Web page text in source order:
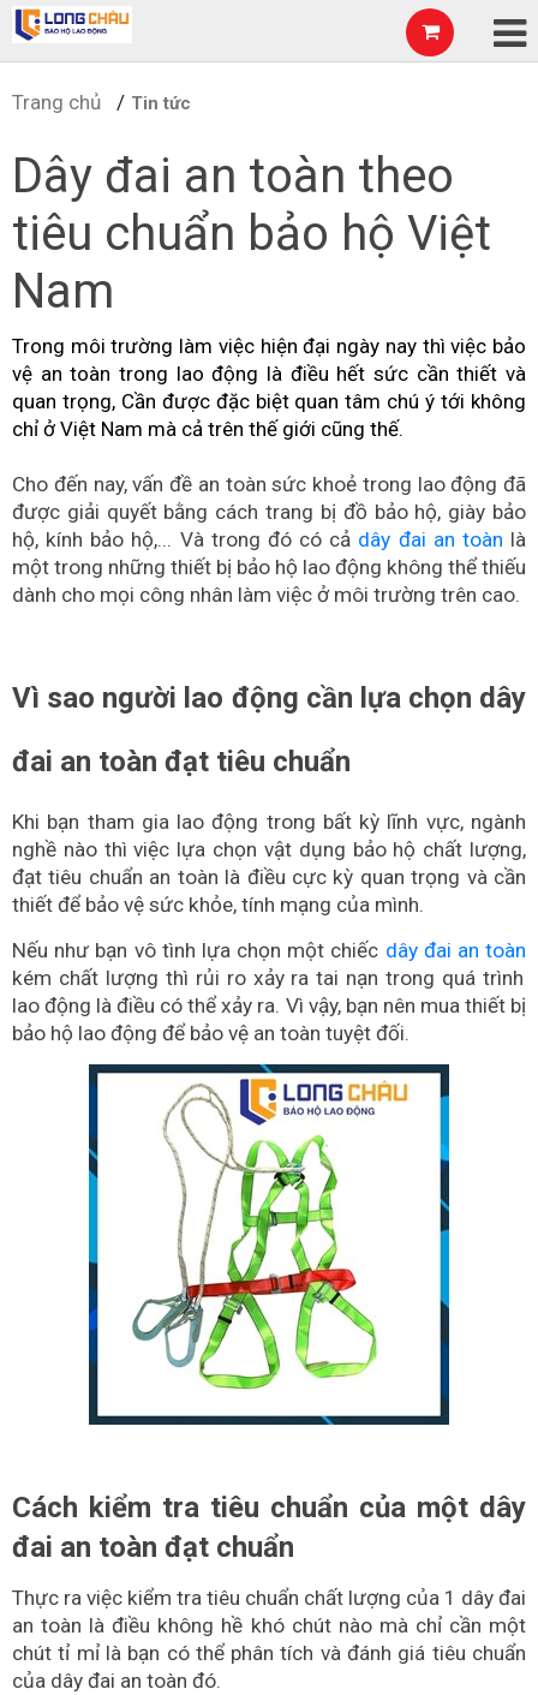
Trang chủ Tin tức
Dây đai an toàn theo
tiêu chuẩn bảo hộ Việt
Nam
Trong môi trường làm việc hiện đại ngày nay thì việc bảo
vệ an toàn trong lao động là điều hết sức cần thiết và
quan trọng, Cần được đặc biệt quan tâm chú ý tới không
chỉ ở Việt Nam mà cả trên thế giới cũng thế.
Cho đến nay, vấn đề an toàn sức khoẻ trong lao động đã
được giải quyết bằng cách trang bị đồ bảo hộ, giày bảo
hộ, kính bảo hộ,... Và trong đó có cả dây đai an toàn là
một trong những thiết bị bảo hộ lao động không thể thiếu
dành cho mọi công nhân làm việc ở môi trường trên cao.
Vì sao người lao động cần lựa chọn dây
đai an toàn đạt tiêu chuẩn
Khi bạn tham gia lao động trong bất kỳ lĩnh vực, ngành
nghề nào thì việc lựa chọn vật dụng bảo hộ chất lượng,
đạt tiêu chuẩn an toàn là điều cực kỳ quan trọng và cần
thiết để bảo vệ sức khỏe, tính mạng của mình.
Nếu như bạn vô tình lựa chọn một chiếc dây đai an toàn
kém chất lượng thì rủi ro xảy ra tai nạn trong quá trình
lao động là điều có thể xảy ra. Vì vậy, bạn nên mua thiết bị
bảo hộ lao động để bảo vệ an toàn tuyệt đối.
Cách kiểm tra tiêu chuẩn của một dây
đai an toàn đạt chuẩn
Thực ra việc kiểm tra tiêu chuẩn chất lượng của 1 dây đai
an toàn là điều không hề khó chút nào mà chỉ cần một
chút tỉ mỉ là bạn có thể phân tích và đánh giá tiêu chuẩn
của dây đai an toàn đó.